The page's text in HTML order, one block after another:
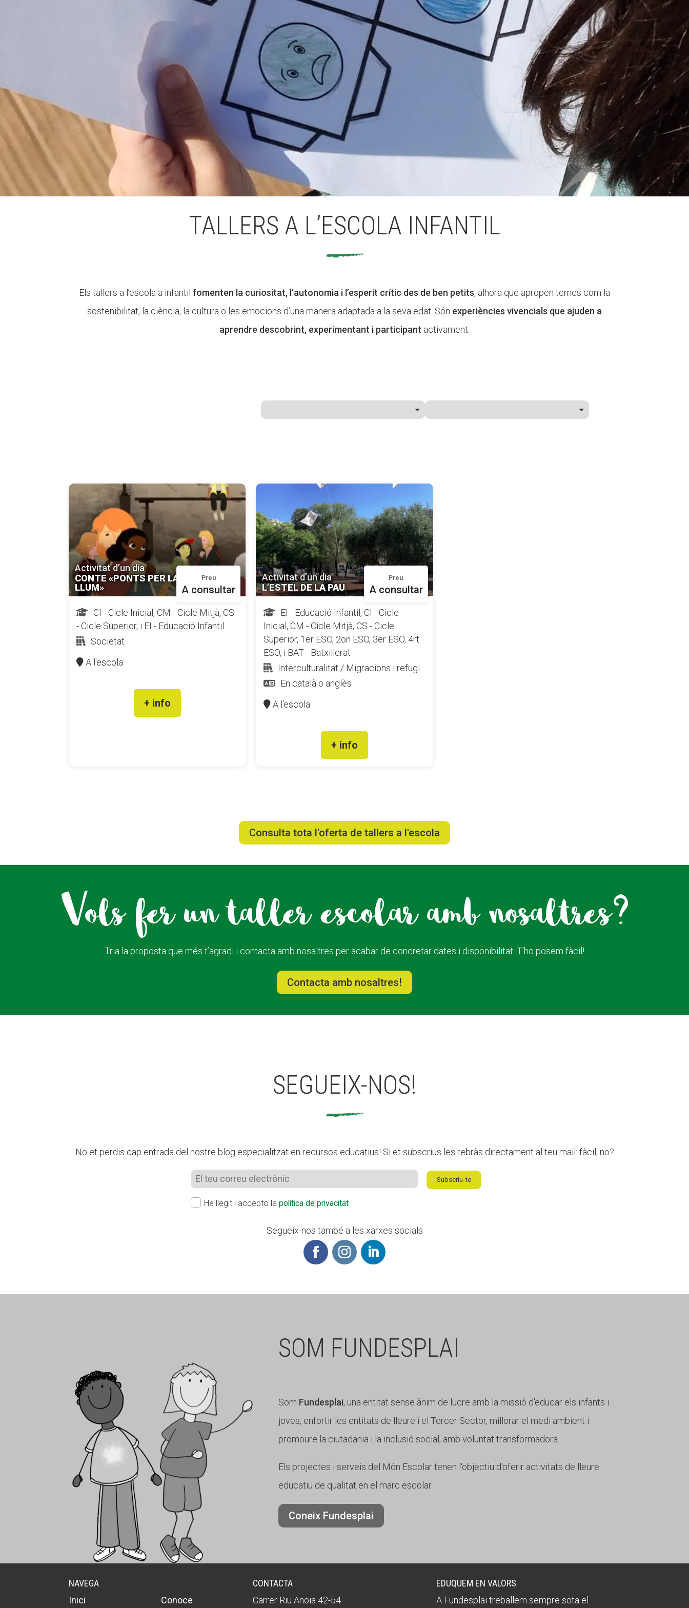
TALLERS A L’ESCOLA INFANTIL
Els tallers a l’escola a infantil fomenten la curiositat, l’autonomia i l’esperit crític des de ben petits, alhora que apropen temes com la
sostenibilitat, la ciència, la cultura o les emocions d’una manera adaptada a la seva edat. Són experiències vivencials que ajuden a
aprendre descobrint, experimentant i participant activament.
Activitat d’un dia
CONTE «PONTS PER LA
LLUM»
Preu
A consultar
CI - Cicle Inicial, CM - Cicle Mitjà, CS
- Cicle Superior, i EI - Educació Infantil
Societat
A l'escola
+ info
Activitat d’un dia
L’ESTEL DE LA PAU
Preu
A consultar
EI - Educació Infantil, CI - Cicle
Inicial, CM - Cicle Mitjà, CS - Cicle
Superior, 1er ESO, 2on ESO, 3er ESO, 4rt
ESO, i BAT - Batxillerat
Interculturalitat / Migracions i refugi
En català o anglès
A l'escola
+ info
Consulta tota l'oferta de tallers a l'escola
Vols fer un taller escolar amb nosaltres?
Tria la proposta que més t’agradi i contacta amb nosaltres per acabar de concretar dates i disponibilitat. T’ho posem fàcil!
Contacta amb nosaltres!
SEGUEIX-NOS!
No et perdis cap entrada del nostre blog especialitzat en recursos educatius! Si et subscrius les rebràs directament al teu mail: fàcil, no?
He llegit i accepto la política de privacitat
Subscriu-te
Segueix-nos també a les xarxes socials
SOM FUNDESPLAI
Som Fundesplai, una entitat sense ànim de lucre amb la missió d'educar els infants i
joves, enfortir les entitats de lleure i el Tercer Sector, millorar el medi ambient i
promoure la ciutadania i la inclusió social, amb voluntat transformadora.
Els projectes i serveis del Món Escolar tenen l'objectiu d'oferir activitats de lleure
educatiu de qualitat en el marc escolar.
Coneix Fundesplai
NAVEGA
Inici
Conoce
CONTACTA
Carrer Riu Anoia 42-54
EDUQUEM EN VALORS
A Fundesplai treballem sempre sota el
L'equip
Els comptes clars
Memòria d'activitats
Proposta educativa
Diari de la Fundació
Fundesplai als mitjans
Xarxes socials
Fes un donatiu
Treballa amb nosaltres